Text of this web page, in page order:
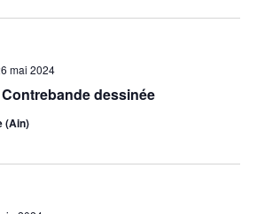
dessinée
mai 2024
(Ain)